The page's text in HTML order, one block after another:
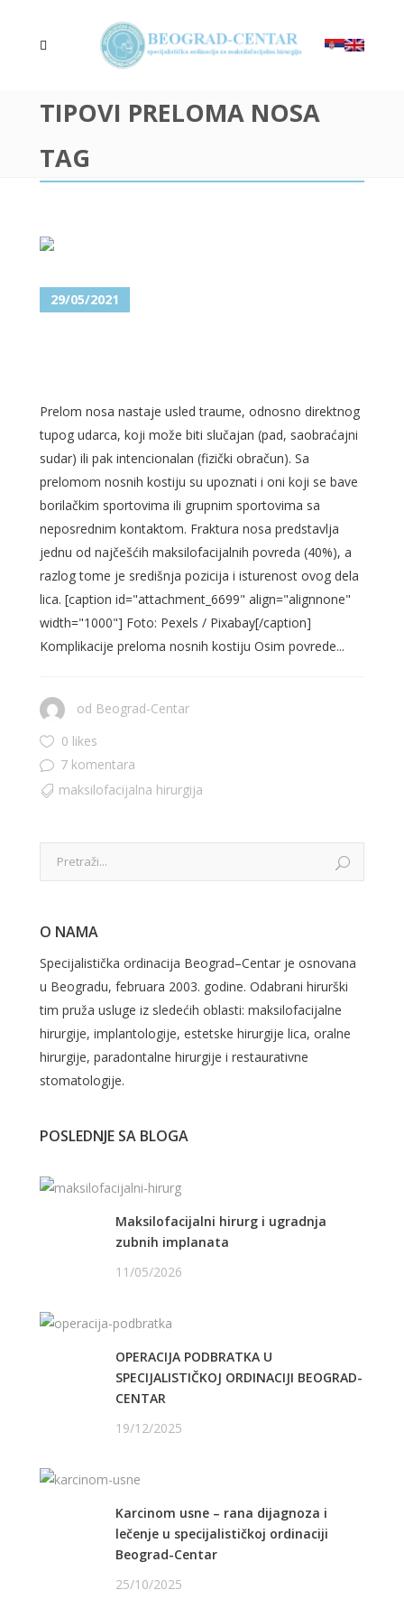
TIPOVI PRELOMA NOSA
TAG
29/05/2021
Prelom nosa nastaje usled traume, odnosno direktnog
tupog udarca, koji može biti slučajan (pad, saobraćajni
sudar) ili pak intencionalan (fizički obračun). Sa
prelomom nosnih kostiju su upoznati i oni koji se bave
borilačkim sportovima ili grupnim sportovima sa
neposrednim kontaktom. Fraktura nosa predstavlja
jednu od najčešćih maksilofacijalnih povreda (40%), a
razlog tome je središnja pozicija i isturenost ovog dela
lica. [caption id="attachment_6699" align="alignnone"
width="1000"] Foto: Pexels / Pixabay[/caption]
Komplikacije preloma nosnih kostiju Osim povrede...
od Beograd-Centar
0 likes
7 komentara
maksilofacijalna hirurgija
O NAMA
Specijalistička ordinacija Beograd–Centar je osnovana
u Beogradu, februara 2003. godine. Odabrani hirurški
tim pruža usluge iz sledećih oblasti: maksilofacijalne
hirurgije, implantologije, estetske hirurgije lica, oralne
hirurgije, paradontalne hirurgije i restaurativne
stomatologije.
POSLEDNJE SA BLOGA
Maksilofacijalni hirurg i ugradnja
zubnih implanata
11/05/2026
OPERACIJA PODBRATKA U
SPECIJALISTIČKOJ ORDINACIJI BEOGRAD-
CENTAR
19/12/2025
Karcinom usne – rana dijagnoza i
lečenje u specijalističkoj ordinaciji
Beograd-Centar
25/10/2025